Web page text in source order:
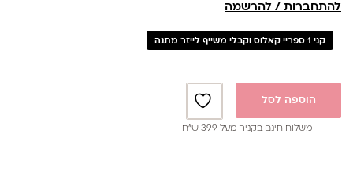
להתחברות / להרשמה
קני 1 ספריי קאלוס וקבלי משייף לייזר מתנה
הוספה לסל
משלוח חינם בקניה מעל 399 ש”ח